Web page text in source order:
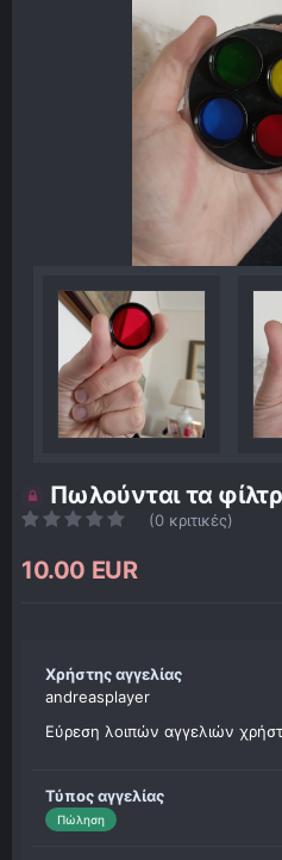
Πωλούνται τα
(0 κριτικές)
10.00 EUR
Χρήστης αγγελίας
andreasplayer
Εύρεση λοιπών αγγελιών
Τύπος αγγελίας
Πώληση